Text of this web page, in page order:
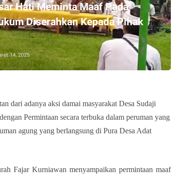
Hati Meminta Maaf Pada
Diserahkan Kepada Pihak
14, 2025
dari adanya aksi damai masyarakat Desa Sudaji
Permintaan secara terbuka dalam peruman yang
agung yang berlangsung di Pura Desa Adat
Fajar Kurniawan menyampaikan permintaan maaf